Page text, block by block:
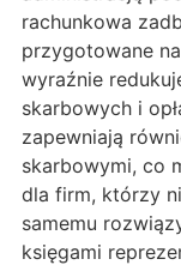
rachunkowa
przygotowane
wyraźnie
skarbowych i
zapewniają
skarbowymi, co
dla firm, którzy
samemu
księgami